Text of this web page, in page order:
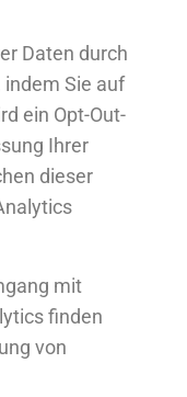
Daten durch
indem Sie auf
ein Opt-Out-
Ihrer
dieser
mit
finden
von